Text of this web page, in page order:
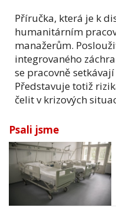
Příručka, která je k
humanitárním
manažerům.
integrovaného
se pracovně
Představuje totiž
čelit v krizových
Psali jsme